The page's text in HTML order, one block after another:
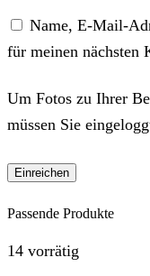
Name, E-Mail-
für meinen nächsten
Um Fotos zu Ihrer
müssen Sie
Passende Produkte
14 vorrätig